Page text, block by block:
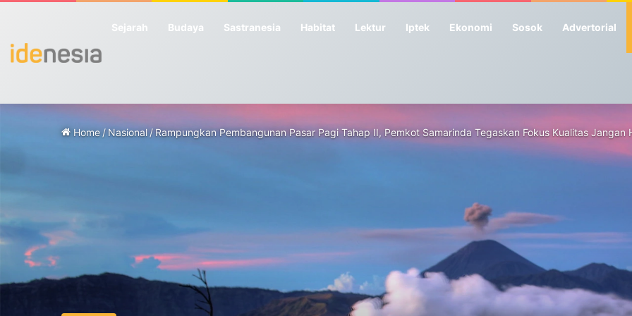
Sejarah Budaya Sastranesia Habitat Lektur Iptek Ekonomi Sosok Advertorial
Home /Nasional /Rampungkan Pembangunan Pasar Pagi Tahap II, Pemkot Samarinda Tegaskan Fokus Kualitas Jangan